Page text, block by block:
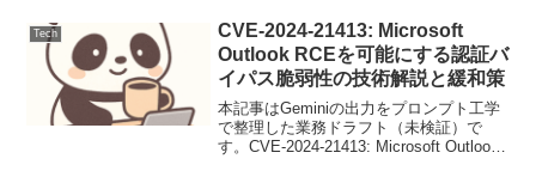
の情報を手動収集する負荷を解消。VBA
とWMIで...
Tech
CVE-2024-21413: Microsoft
Outlook RCEを可能にする認証バ
イパス脆弱性の技術解説と緩和策
本記事はGeminiの出力をプロンプト工学
で整理した業務ドラフト（未検証）で
す。CVE-2024-21413: Microsoft Outlook